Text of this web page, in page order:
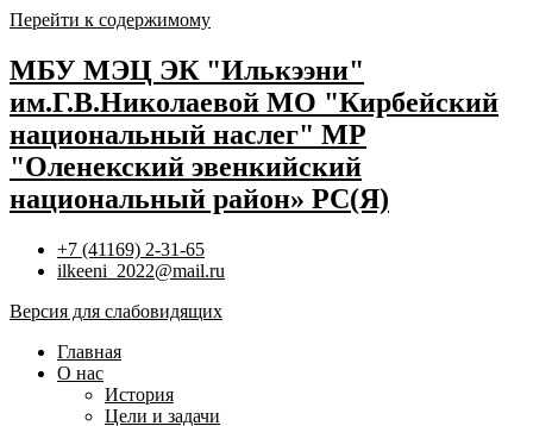
Перейти к содержимому
МБУ МЭЦ ЭК "Илькээни"
им.Г.В.Николаевой МО "Кирбейский
национальный наслег" МР
"Оленекский эвенкийский
национальный район» РС(Я)
+7 (41169) 2-31-65
ilkeeni_2022@mail.ru
Версия для слабовидящих
Главная
О нас
История
Цели и задачи